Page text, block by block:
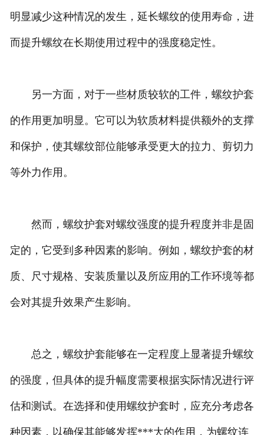
明显减少这种情况的发生，延长螺纹的使用寿命，进
而提升螺纹在长期使用过程中的强度稳定性。
另一方面，对于一些材质较软的工件，螺纹护套
的作用更加明显。它可以为软质材料提供额外的支撑
和保护，使其螺纹部位能够承受更大的拉力、剪切力
等外力作用。
然而，螺纹护套对螺纹强度的提升程度并非是固
定的，它受到多种因素的影响。例如，螺纹护套的材
质、尺寸规格、安装质量以及所应用的工作环境等都
会对其提升效果产生影响。
总之，螺纹护套能够在一定程度上显著提升螺纹
的强度，但具体的提升幅度需要根据实际情况进行评
估和测试。在选择和使用螺纹护套时，应充分考虑各
种因素，以确保其能够发挥***大的作用，为螺纹连